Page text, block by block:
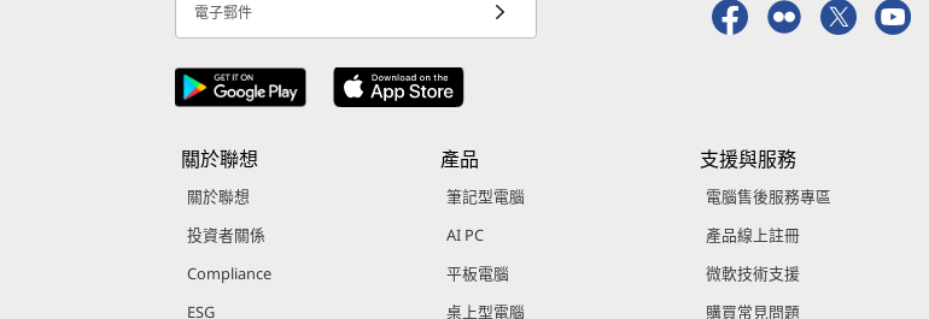
電子郵件
關於聯想
關於聯想
投資者關係
Compliance
ESG
產品
筆記型電腦
AI PC
平板電腦
桌上型電腦
支援與服務
電腦售後服務專區
產品線上註冊
微軟技術支援
購買常見問題